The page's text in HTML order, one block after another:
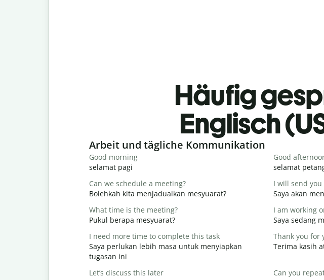
Häufig
Englisch
Slide 1 of 6
Arbeit und tägliche Kommunikation
Good morning
selamat pagi
Good
selamat
Can we schedule a meeting?
Bolehkah kita menjadualkan mesyuarat?
I will send
Saya akan
What time is the meeting?
Pukul berapa mesyuarat?
I am working
Saya sedang
I need more time to complete this task
Saya perlukan lebih masa untuk menyiapkan
tugasan ini
Thank you for
Terima kasih
Let’s discuss this later
Can you